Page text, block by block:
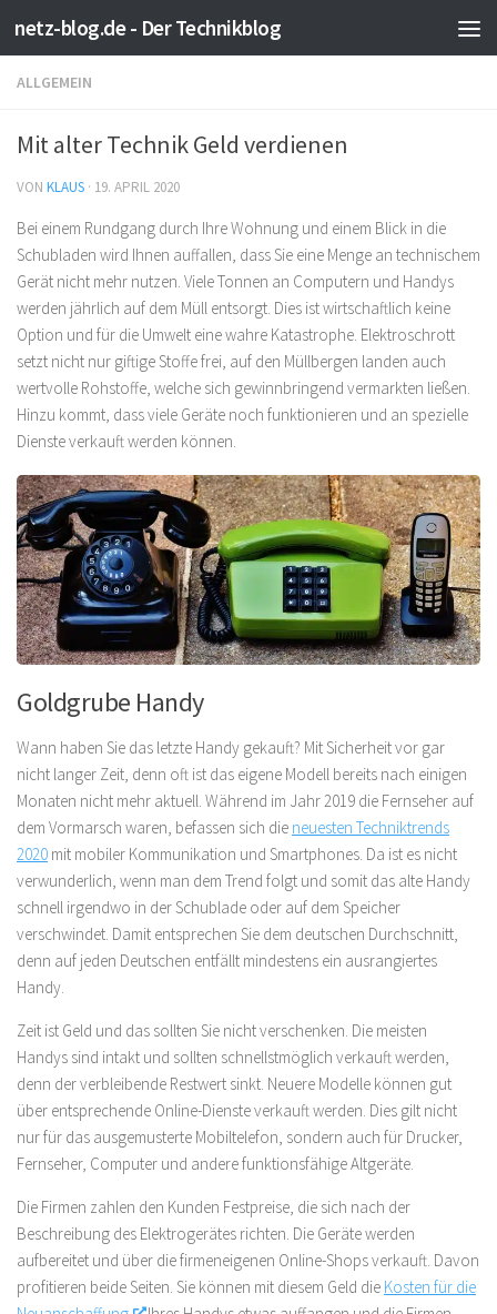
Zum Inhalt springen
netz-blog.de - Der Technikblog
ALLGEMEIN
Mit alter Technik Geld verdienen
VON KLAUS · 19. APRIL 2020
Bei einem Rundgang durch Ihre Wohnung und einem Blick in die
Schubladen wird Ihnen auffallen, dass Sie eine Menge an technischem
Gerät nicht mehr nutzen. Viele Tonnen an Computern und Handys
werden jährlich auf dem Müll entsorgt. Dies ist wirtschaftlich keine
Option und für die Umwelt eine wahre Katastrophe. Elektroschrott
setzt nicht nur giftige Stoffe frei, auf den Müllbergen landen auch
wertvolle Rohstoffe, welche sich gewinnbringend vermarkten ließen.
Hinzu kommt, dass viele Geräte noch funktionieren und an spezielle
Dienste verkauft werden können.
Goldgrube Handy
Wann haben Sie das letzte Handy gekauft? Mit Sicherheit vor gar
nicht langer Zeit, denn oft ist das eigene Modell bereits nach einigen
Monaten nicht mehr aktuell. Während im Jahr 2019 die Fernseher auf
dem Vormarsch waren, befassen sich die neuesten Techniktrends
2020 mit mobiler Kommunikation und Smartphones. Da ist es nicht
verwunderlich, wenn man dem Trend folgt und somit das alte Handy
schnell irgendwo in der Schublade oder auf dem Speicher
verschwindet. Damit entsprechen Sie dem deutschen Durchschnitt,
denn auf jeden Deutschen entfällt mindestens ein ausrangiertes
Handy.
Zeit ist Geld und das sollten Sie nicht verschenken. Die meisten
Handys sind intakt und sollten schnellstmöglich verkauft werden,
denn der verbleibende Restwert sinkt. Neuere Modelle können gut
über entsprechende Online-Dienste verkauft werden. Dies gilt nicht
nur für das ausgemusterte Mobiltelefon, sondern auch für Drucker,
Fernseher, Computer und andere funktionsfähige Altgeräte.
Die Firmen zahlen den Kunden Festpreise, die sich nach der
Beschreibung des Elektrogerätes richten. Die Geräte werden
aufbereitet und über die firmeneigenen Online-Shops verkauft. Davon
profitieren beide Seiten. Sie können mit diesem Geld die Kosten für die